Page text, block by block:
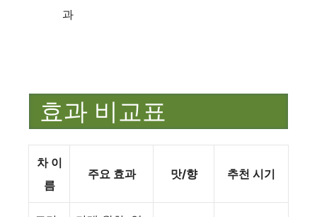
과
효과 비교표
차 이
름
주요 효과 맛/향 추천 시기